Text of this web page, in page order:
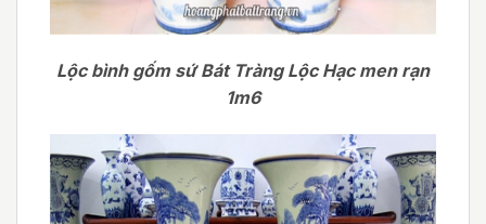
Lộc bình gốm sứ Bát Tràng Lộc Hạc men rạn
1m6